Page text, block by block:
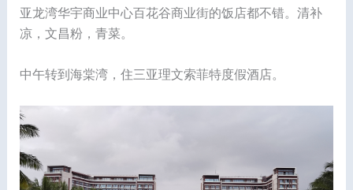
亚龙湾华宇商业中心百花谷商业街的饭店都不错。清补
凉，文昌粉，青菜。
中午转到海棠湾，住三亚理文索菲特度假酒店。